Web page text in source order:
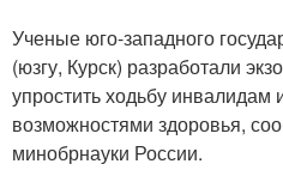
Ученые юго-западного
(юзгу, Курск) разработали
упростить ходьбу
возможностями здоровья,
минобрнауки России.